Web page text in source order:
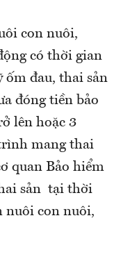
con nuôi,
có thời gian
ốm đau, thai sản
đóng tiền bảo
lên hoặc 3
mang thai
quan Bảo hiểm
sản tại thời
nuôi con nuôi,